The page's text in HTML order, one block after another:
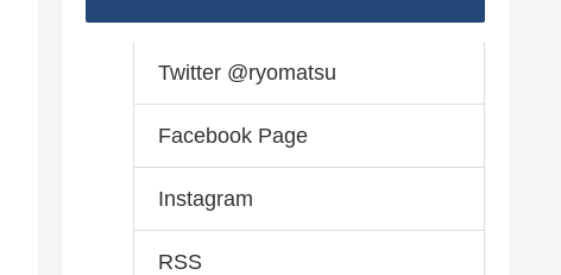
Twitter @ryomatsu
Facebook Page
Instagram
RSS